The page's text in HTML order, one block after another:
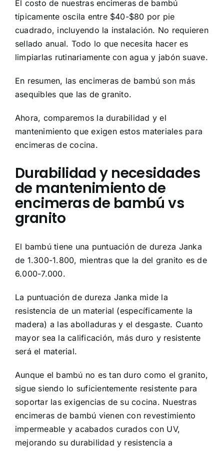
El costo de nuestras encimeras de bambú
típicamente oscila entre $40-$80 por pie
cuadrado, incluyendo la instalación. No requieren
sellado anual. Todo lo que necesita hacer es
limpiarlas rutinariamente con agua y jabón suave.
En resumen, las encimeras de bambú son más
asequibles que las de granito.
Ahora, comparemos la durabilidad y el
mantenimiento que exigen estos materiales para
encimeras de cocina.
Durabilidad y necesidades
de mantenimiento de
encimeras de bambú vs
granito
El bambú tiene una puntuación de dureza Janka
de 1.300-1.800, mientras que la del granito es de
6.000-7.000.
La puntuación de dureza Janka mide la
resistencia de un material (específicamente la
madera) a las abolladuras y el desgaste. Cuanto
mayor sea la calificación, más duro y resistente
será el material.
Aunque el bambú no es tan duro como el granito,
sigue siendo lo suficientemente resistente para
soportar las exigencias de su cocina. Nuestras
encimeras de bambú vienen con revestimiento
impermeable y acabados curados con UV,
mejorando su durabilidad y resistencia a